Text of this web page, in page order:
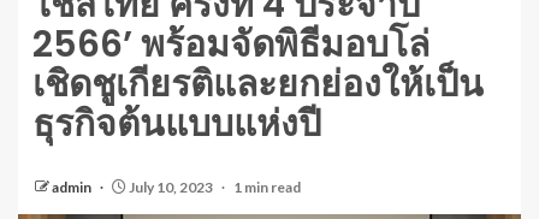
2566’ พร้อมจัดพิธีมอบโล่
เชิดชูเกียรติและยกย่องให้เป็น
ธุรกิจต้นแบบแห่งปี
admin July 10, 2023 1 min read